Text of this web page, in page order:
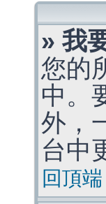
» 我
您的
中。
外，
台中
回頂端